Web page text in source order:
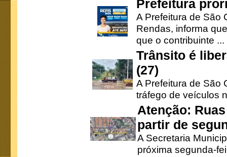
Prefeitura
A Prefeitura de São
Rendas, informa
que o contribuinte ...
Trânsito é
(27)
A Prefeitura de São
tráfego de veículos
Atenção:
partir de
A Secretaria
próxima segunda-